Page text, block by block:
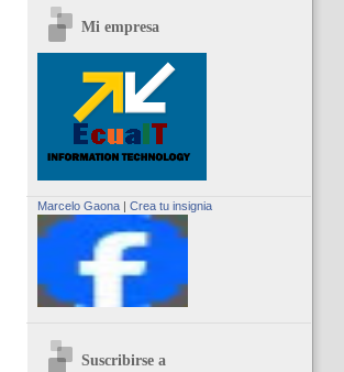
Mi empresa
Marcelo Gaona| Crea tu insignia
Suscribirse a